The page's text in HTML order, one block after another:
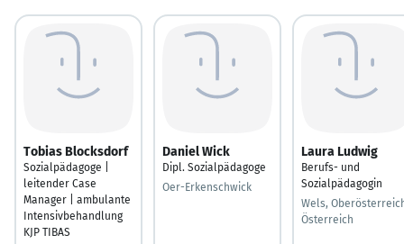
Tobias Blocksdorf
Sozialpädagoge |
leitender Case
Manager | ambulante
Intensivbehandlung
KJP TIBAS
Daniel Wick
Dipl. Sozialpädagoge
Oer-Erkenschwick
Laura Ludwig
Berufs- und
Sozialpädagogin
Wels,
Österreich